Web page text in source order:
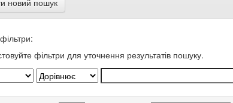
новий пошук
фільтри для уточнення результатів пошуку.